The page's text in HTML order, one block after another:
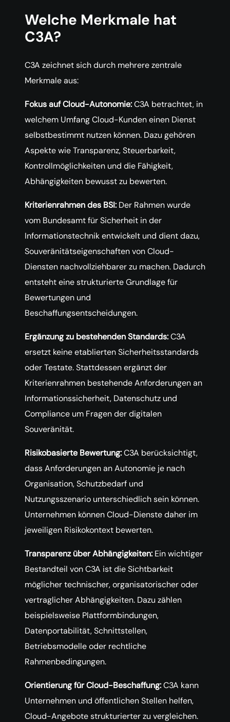
Welche Merkmale hat
C3A?
C3A zeichnet sich durch mehrere zentrale
Merkmale aus:
Fokus auf Cloud-Autonomie:C3A betrachtet, in
welchem Umfang Cloud-Kunden einen Dienst
selbstbestimmt nutzen können. Dazu gehören
Aspekte wie Transparenz, Steuerbarkeit,
Kontrollmöglichkeiten und die Fähigkeit,
Abhängigkeiten bewusst zu bewerten.
Kriterienrahmen des BSI: Der Rahmen wurde
vom Bundesamt für Sicherheit in der
Informationstechnik entwickelt und dient dazu,
Souveränitätseigenschaften von Cloud-
Diensten nachvollziehbarer zu machen. Dadurch
entsteht eine strukturierte Grundlage für
Bewertungen und
Beschaffungsentscheidungen.
Ergänzung zu bestehenden Standards:C3A
ersetzt keine etablierten Sicherheitsstandards
oder Testate. Stattdessen ergänzt der
Kriterienrahmen bestehende Anforderungen an
Informationssicherheit, Datenschutz und
Compliance um Fragen der digitalen
Souveränität.
Risikobasierte Bewertung:C3A berücksichtigt,
dass Anforderungen an Autonomie je nach
Organisation, Schutzbedarf und
Nutzungsszenario unterschiedlich sein können.
Unternehmen können Cloud-Dienste daher im
jeweiligen Risikokontext bewerten.
Transparenz über Abhängigkeiten: Ein wichtiger
Bestandteil von C3A ist die Sichtbarkeit
möglicher technischer, organisatorischer oder
vertraglicher Abhängigkeiten. Dazu zählen
beispielsweise Plattformbindungen,
Datenportabilität, Schnittstellen,
Betriebsmodelle oder rechtliche
Rahmenbedingungen.
Orientierung für Cloud-Beschaffung:C3A kann
Unternehmen und öffentlichen Stellen helfen,
Cloud-Angebote strukturierter zu vergleichen.